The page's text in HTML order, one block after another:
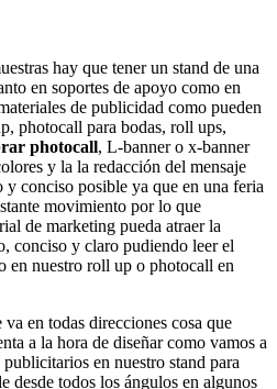
hay que tener un stand de una
en soportes de apoyo como en
de publicidad como pueden
photocall para bodas, roll ups,
photocall, L-banner o x-banner
y la la redacción del mensaje
y conciso posible ya que en una feria
movimiento por lo que
de marketing pueda atraer la
conciso y claro pudiendo leer el
en nuestro roll up o photocall en
en todas direcciones cosa que
a la hora de diseñar como vamos a
en nuestro stand para
desde todos los ángulos en algunos